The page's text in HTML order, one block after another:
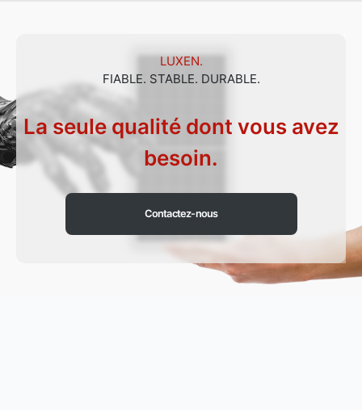
LUXEN.
FIABLE. STABLE. DURABLE.
La seule qualité dont vous avez
besoin.
Contactez-nous